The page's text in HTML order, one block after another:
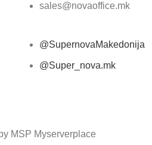
sales@novaoffice.mk
@SupernovaMakedonija
@Super_nova.mk
MSP Myserverplace